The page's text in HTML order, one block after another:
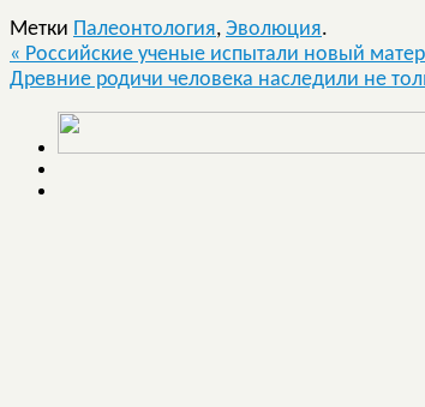
Метки Палеонтология, Эволюция.
« Российские ученые испытали новый
Древние родичи человека наследили не